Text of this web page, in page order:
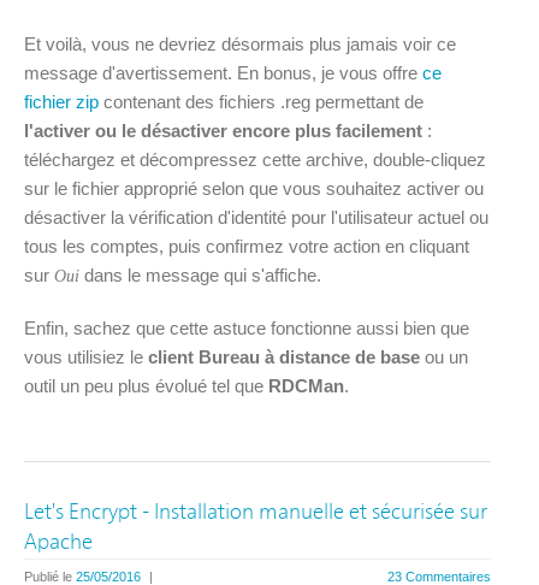
Et voilà, vous ne devriez désormais plus jamais voir ce
message d'avertissement. En bonus, je vous offre ce
fichier zip contenant des fichiers .reg permettant de
l'activer ou le désactiver encore plus facilement :
téléchargez et décompressez cette archive, double-cliquez
sur le fichier approprié selon que vous souhaitez activer ou
désactiver la vérification d'identité pour l'utilisateur actuel ou
tous les comptes, puis confirmez votre action en cliquant
sur Oui dans le message qui s'affiche.
Enfin, sachez que cette astuce fonctionne aussi bien que
vous utilisiez le client Bureau à distance de base ou un
outil un peu plus évolué tel que RDCMan.
Let's Encrypt - Installation manuelle et sécurisée sur
Apache
23 Commentaires
Publié le 25/05/2016 |